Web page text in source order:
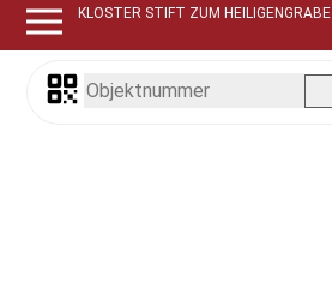
KLOSTER STIFT ZUM HEILIGENGRABE